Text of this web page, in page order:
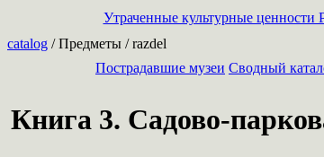
Утраченные культурные ценности
catalog / Предметы / razdel
Пострадавшие музеи Cводный
Книга 3. Садово-